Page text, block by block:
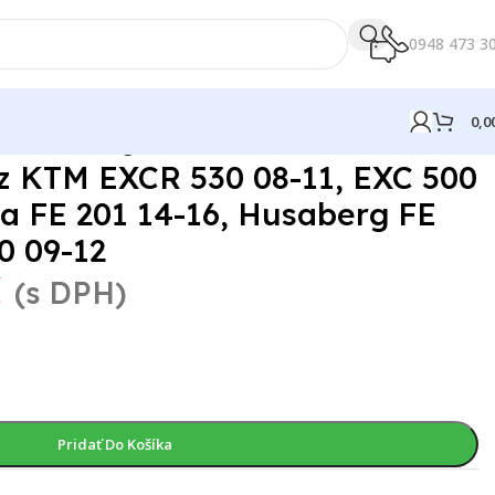
0948 473
EXCR 530 08-11, EXC 500
FE 201 14-16, Husaberg FE
09-12
(s DPH)
Pridať Do Košíka